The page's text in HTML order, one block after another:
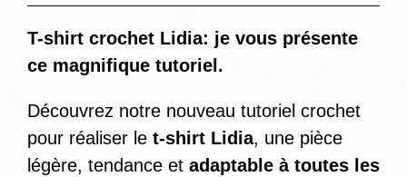
T-shirt crochet Lidia: je vous présente
ce magnifique tutoriel.
Découvrez notre nouveau tutoriel crochet
pour réaliser le t-shirt Lidia, une pièce
légère, tendance et adaptable à toutes les